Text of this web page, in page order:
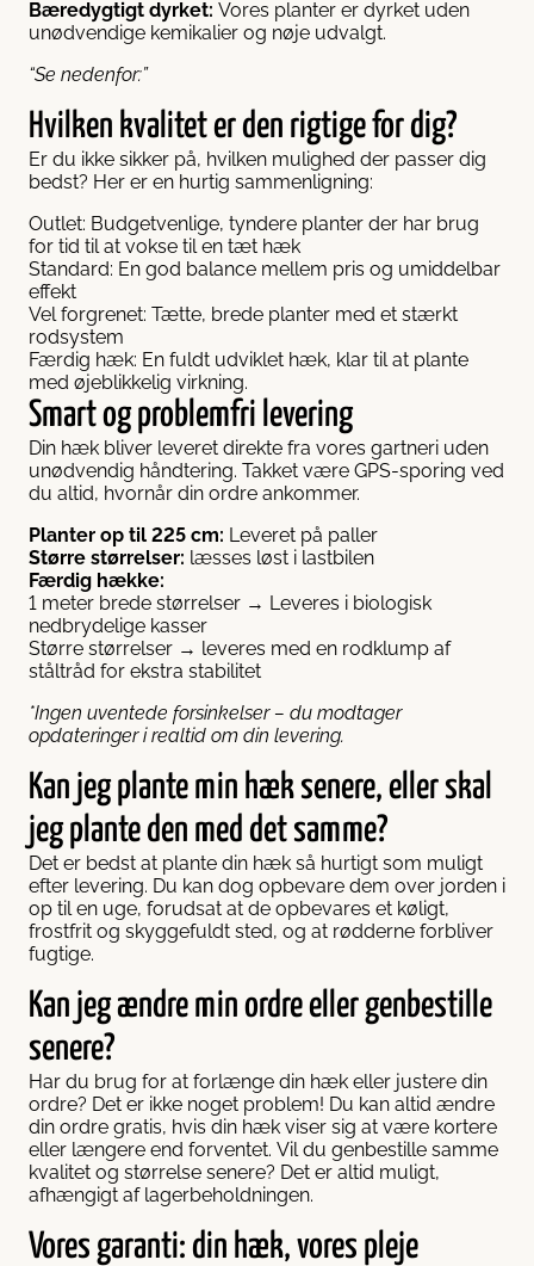
Bæredygtigt dyrket: Vores planter er dyrket uden
unødvendige kemikalier og nøje udvalgt.
“Se nedenfor:”
Hvilken kvalitet er den rigtige for dig?
Er du ikke sikker på, hvilken mulighed der passer dig
bedst? Her er en hurtig sammenligning:
Outlet: Budgetvenlige, tyndere planter der har brug
for tid til at vokse til en tæt hæk
Standard: En god balance mellem pris og umiddelbar
effekt
Vel forgrenet: Tætte, brede planter med et stærkt
rodsystem
Færdig hæk: En fuldt udviklet hæk, klar til at plante
med øjeblikkelig virkning.
Smart og problemfri levering
Din hæk bliver leveret direkte fra vores gartneri uden
unødvendig håndtering. Takket være GPS-sporing ved
du altid, hvornår din ordre ankommer.
Planter op til 225 cm: Leveret på paller
Større størrelser: læsses løst i lastbilen
Færdig hække:
1 meter brede størrelser → Leveres i biologisk
nedbrydelige kasser
Større størrelser → leveres med en rodklump af
ståltråd for ekstra stabilitet
*Ingen uventede forsinkelser – du modtager
opdateringer i realtid om din levering.
Kan jeg plante min hæk senere, eller skal
jeg plante den med det samme?
Det er bedst at plante din hæk så hurtigt som muligt
efter levering. Du kan dog opbevare dem over jorden i
op til en uge, forudsat at de opbevares et køligt,
frostfrit og skyggefuldt sted, og at rødderne forbliver
fugtige.
Kan jeg ændre min ordre eller genbestille
senere?
Har du brug for at forlænge din hæk eller justere din
ordre? Det er ikke noget problem! Du kan altid ændre
din ordre gratis, hvis din hæk viser sig at være kortere
eller længere end forventet. Vil du genbestille samme
kvalitet og størrelse senere? Det er altid muligt,
afhængigt af lagerbeholdningen.
Vores garanti: din hæk, vores pleje